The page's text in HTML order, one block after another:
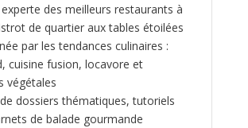
des meilleurs restaurants à
de quartier aux tables étoilées
par les tendances culinaires :
cuisine fusion, locavore et
végétales
dossiers thématiques, tutoriels
de balade gourmande